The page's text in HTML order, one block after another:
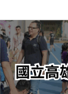
轉
至
主
內
容